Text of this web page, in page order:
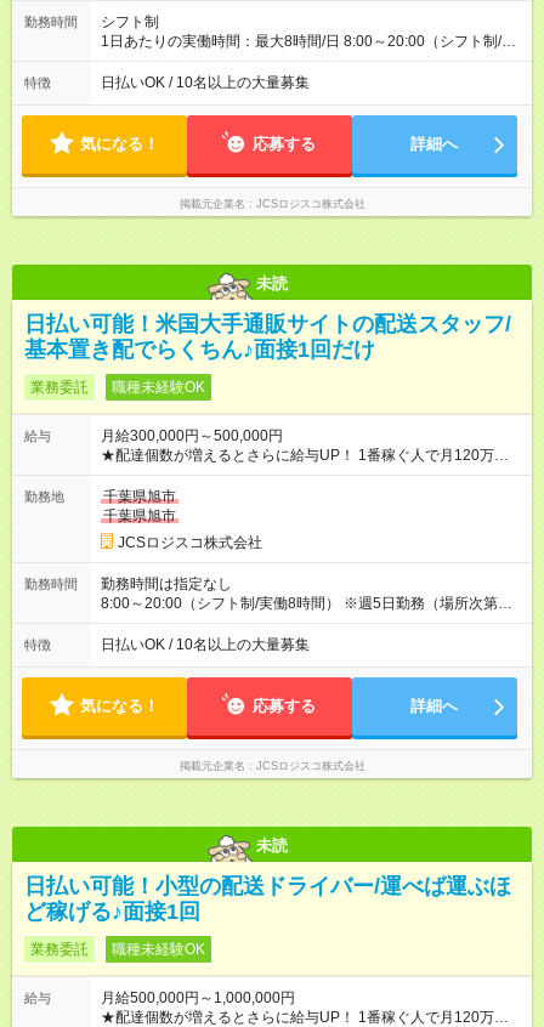
勤務時間
シフト制
1日あたりの実働時間：最大8時間/日 8:00～20:00（シフト制/実
働8時間） ※週5日勤務（場所次第では週4も有り） ※配達状況に
よって時間外での勤務可能性有り ※案件により多少の前後あり
特徴 日払いOK / 10名以上の大量募集
気になる！ 応募する 詳細へ
掲載元企業名 JCSロジスコ株式会社
未読
日払い可能！米国大手通販サイトの配送スタッフ/
基本置き配でらくちん♪面接1回だけ
業務委託 職種未経験OK
給与
月給300,000円～500,000円
★配達個数が増えるとさらに給与UP！ 1番稼ぐ人で月120万ほ
ど！ ・主要都市エリア 月収55万円／週5日稼働 月収65万~112
万円／週6日稼働 ・地方郊外エリア 月収40万円／週5日稼働 月
収40万円~50万円／週6日稼働 ＜モデルイメージ＞ ■月収50万
円 (27歳男性/江東区在住)※元建築関係 1日150個配達×25日勤務
(日休み) ■月収80万円(43歳男性/墨田区在住)※元営業 1日200個
勤務地
千葉県旭市
千葉県旭市
JCSロジスコ株式会社
勤務時間
勤務時間は指定なし
8:00～20:00（シフト制/実働8時間） ※週5日勤務（場所次第で
は週4も有り） ※配達状況によって時間外での勤務可能性有り ※
案件により多少の前後あり ※配達が完了次第、帰社OKです
特徴 日払いOK / 10名以上の大量募集
気になる！ 応募する 詳細へ
掲載元企業名 JCSロジスコ株式会社
未読
日払い可能！小型の配送ドライバー/運べば運ぶほ
ど稼げる♪面接1回
業務委託 職種未経験OK
給与
月給500,000円～1,000,000円
★配達個数が増えるとさらに給与UP！ 1番稼ぐ人で月120万ほ